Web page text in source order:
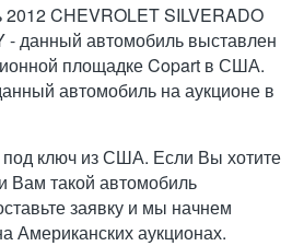
CHEVROLET SILVERADO
- данный автомобиль выставлен
площадке Copart в США.
автомобиль на аукционе в
под ключ из США. Если Вы хотите
Вам такой автомобиль
заявку и мы начнем
Американских аукционах.